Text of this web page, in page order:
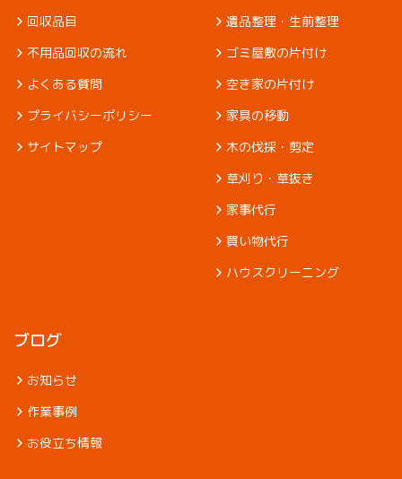
回収品目
不用品回収の流れ
よくある質問
プライバシーポリシー
サイトマップ
遺品整理・生前整理
ゴミ屋敷の片付け
空き家の片付け
家具の移動
木の伐採・剪定
草刈り・草抜き
家事代行
買い物代行
ハウスクリーニング
ブログ
お知らせ
作業事例
お役立ち情報